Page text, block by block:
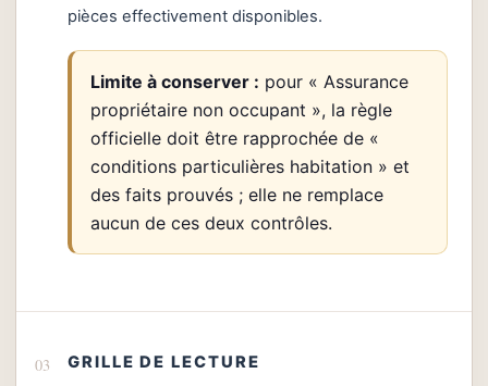
pièces effectivement disponibles.
Limite à conserver : pour « Assurance
propriétaire non occupant », la règle
officielle doit être rapprochée de «
conditions particulières habitation » et
des faits prouvés ; elle ne remplace
aucun de ces deux contrôles.
GRILLE DE LECTURE